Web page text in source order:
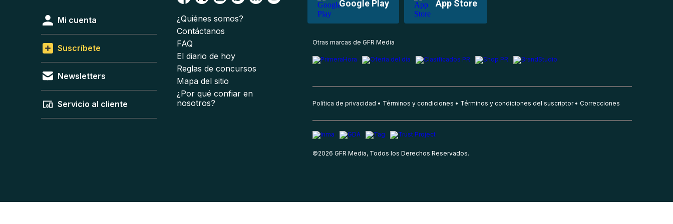
Google Play App Store
Mi cuenta
Suscríbete
Newsletters
Servicio al cliente
¿Quiénes somos?
Contáctanos
FAQ
El diario de hoy
Reglas de concursos
Mapa del sitio
¿Por qué confiar en
nosotros?
Otras marcas de GFR Media
Política de privacidad Términos y condiciones Términos y condiciones del suscriptor Correcciones
©2026 GFR Media, Todos los Derechos Reservados.